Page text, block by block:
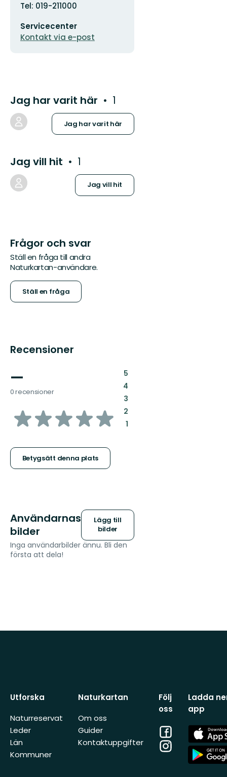
Tel: 019-211000
postadress
Servicecenter
Kontakt via e-post
Jag har varit här 1
Jag har varit här
Jag vill hit 1
Jag vill hit
Frågor och svar
Ställ en fråga till andra
Naturkartan-användare.
Ställ en fråga
Recensioner
—
0 recensioner
av
stjärnor
Betygsätt denna plats
5:
4:
3:
2:
1:
Användarnas
bilder
Lägg till
bilder
Inga användarbilder ännu. Bli den
första att dela!
Utforska
Naturreservat
Leder
Län
Kommuner
Naturkartan
Om oss
Guider
Kontaktuppgifter
Följ
oss
Facebook
Instagram
Ladda
app
App
Store
App
Store